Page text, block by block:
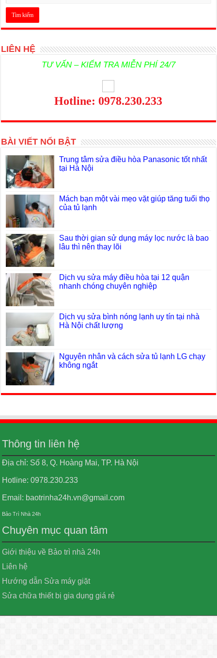
LIÊN HỆ
TƯ VẤN – KIỂM TRA MIỄN PHÍ 24/7
Hotline: 0978.230.233
BÀI VIẾT NỔI BẬT
Trung tâm sửa điều hòa Panasonic tốt nhất
tại Hà Nội
Mách bạn một vài mẹo vặt giúp tăng tuổi thọ
của tủ lạnh
Sau thời gian sử dụng máy lọc nước là bao
lâu thì nên thay lõi
Dịch vụ sửa máy điều hòa tại 12 quận
nhanh chóng chuyên nghiệp
Dịch vụ sửa bình nóng lạnh uy tín tại nhà
Hà Nội chất lượng
Nguyên nhân và cách sửa tủ lạnh LG chạy
không ngắt
Thông tin liên hệ
Địa chỉ: Số 8, Q. Hoàng Mai, TP. Hà Nội
Hotline: 0978.230.233
Email: baotrinha24h.vn@gmail.com
Bảo Trì Nhà 24h
Chuyên mục quan tâm
Giới thiệu về Bảo trì nhà 24h
Liên hệ
Hướng dẫn Sửa máy giặt
Sửa chữa thiết bị gia dụng giá rẻ